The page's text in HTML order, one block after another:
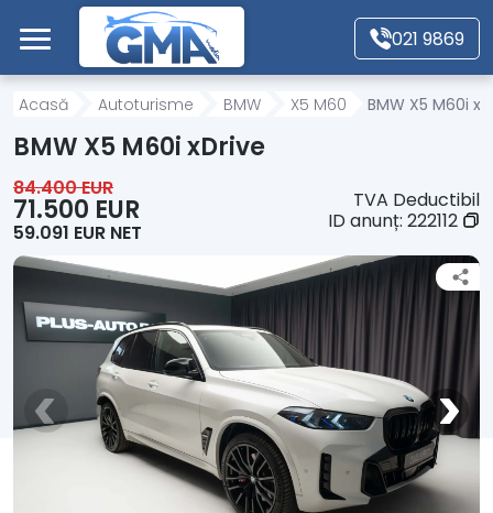
Mergi direct la conținutul principal
021 9869
Acasă
Motociclete
Autoutilitare
Alte tipuri vehicule
Despre Noi
Acasă Autoturisme BMW X5 M60 BMW X5 M60i
BMW X5 M60i xDrive
84.400 EUR
71.500 EUR
59.091 EUR NET
TVA Deductibil
ID anunț: 222112